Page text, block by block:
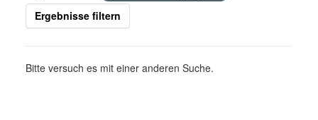
Ergebnisse filtern
Bitte versuch es mit einer anderen Suche.